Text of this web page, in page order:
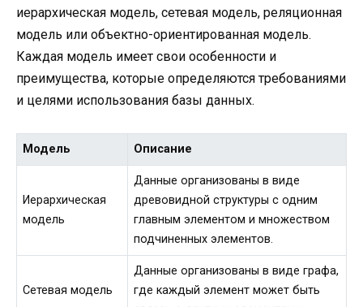
иерархическая модель, сетевая модель, реляционная
модель или объектно-ориентированная модель.
Каждая модель имеет свои особенности и
преимущества, которые определяются требованиями
и целями использования базы данных.
Модель Описание
Иерархическая
модель
Данные организованы в виде
древовидной структуры с одним
главным элементом и множеством
подчиненных элементов.
Сетевая модель
Данные организованы в виде графа,
где каждый элемент может быть